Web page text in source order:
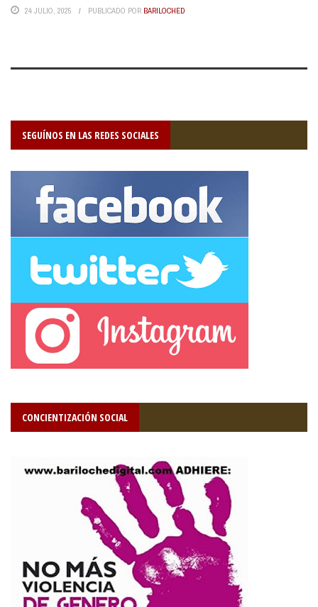
24 JULIO, 2025 PUBLICADO POR BARILOCHED
SEGUÍNOS EN LAS REDES SOCIALES
CONCIENTIZACIÓN SOCIAL